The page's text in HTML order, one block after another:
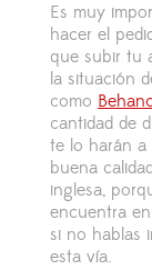
Es muy
hacer el
que subir tu
la situación
como
cantidad de
te lo harán
buena
inglesa,
encuentra
si no hablas
esta vía.